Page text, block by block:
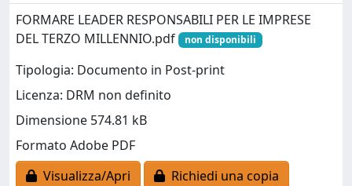
FORMARE LEADER RESPONSABILI PER LE IMPRESE
DEL TERZO MILLENNIO.pdf
non disponibili
Tipologia: Documento in Post-print
Licenza: DRM non definito
Dimensione 574.81 kB
Formato Adobe PDF
Visualizza/Apri
Richiedi una copia